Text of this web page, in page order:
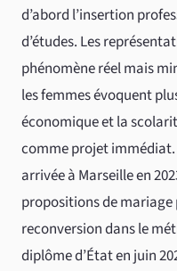
d’abord l’insertion
d’études. Les
phénomène réel mais
les femmes évoquent
économique et la
comme projet immédiat.
arrivée à Marseille en
propositions de mariage
reconversion dans le
diplôme d’État en juin